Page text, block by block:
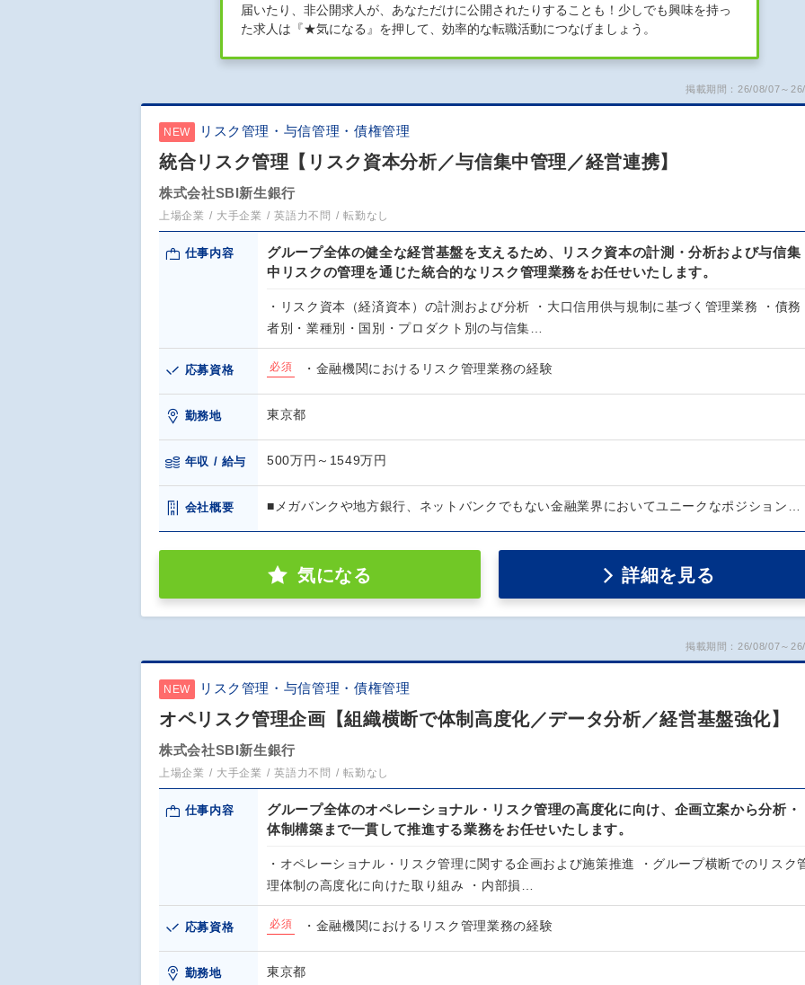
届いたり、非公開求人が、あなただけに公開されたりすることも！少しでも興味を持っ
た求人は『★気になる』を押して、効率的な転職活動につなげましょう。
掲載期間：26/08/07～
NEW リスク管理・与信管理・債権管理
統合リスク管理【リスク資本分析／与信集中管理／経営連携】
株式会社SBI新生銀行
上場企業 大手企業 英語力不問 転勤なし
仕事内容
グループ全体の健全な経営基盤を支えるため、リスク資本の計測・分析および与信集
中リスクの管理を通じた統合的なリスク管理業務をお任せいたします。
・リスク資本（経済資本）の計測および分析 ・大口信用供与規制に基づく管理業務 ・債務
者別・業種別・国別・プロダクト別の与信集…
応募資格 必須 ・金融機関におけるリスク管理業務の経験
勤務地 東京都
年収 / 給与 500万円～1549万円
会社概要 ■メガバンクや地方銀行、ネットバンクでもない金融業界においてユニークなポジション…
気になる 詳細を見る
掲載期間：26/08/07～
NEW リスク管理・与信管理・債権管理
オペリスク管理企画【組織横断で体制高度化／データ分析／経営基盤強化】
株式会社SBI新生銀行
上場企業 大手企業 英語力不問 転勤なし
仕事内容
グループ全体のオペレーショナル・リスク管理の高度化に向け、企画立案から分析・
体制構築まで一貫して推進する業務をお任せいたします。
・オペレーショナル・リスク管理に関する企画および施策推進 ・グループ横断でのリスク
理体制の高度化に向けた取り組み ・内部損…
応募資格 必須 ・金融機関におけるリスク管理業務の経験
勤務地 東京都